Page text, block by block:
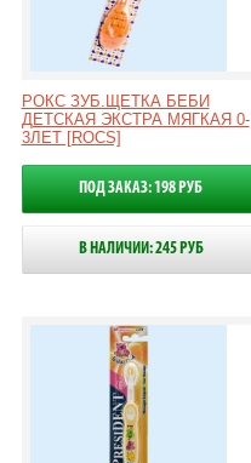
РОКС ЗУБ.ЩЕТКА БЕБИ
ДЕТСКАЯ ЭКСТРА МЯГКАЯ 0-
3ЛЕТ [ROCS]
ПОД ЗАКАЗ: 198 РУБ
В НАЛИЧИИ: 245 РУБ